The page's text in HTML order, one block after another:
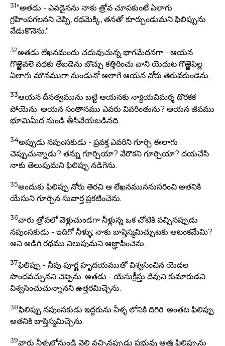
31"అతడు - ఎవడైనను నాకు త్రోవ చూపకుంటే ఏలాగు
గ్రహింపగలనని చెప్పి, రథమెక్కి, తనతో కూర్చుండుమని ఫిలిప్పును
వేడుకొనెను."
32అతడు లేఖనమందు చదువుచున్న భాగమేదనగా - ఆయన
గొఱ్ఱెవలె వధకు తేబడెను బొచ్చు కత్తిరించు వాని యెదుట గొఱ్ఱెపిల్ల
ఏలాగు మౌనముగా నుండునో ఆలాగే ఆయన నోరు తెరువకుండెను.
33ఆయన దీనత్వమును బట్టి ఆయనకు న్యాయవిమర్శ దొరకక
పోయెను. ఆయన సంతానము ఎవరు వివరింతును? ఆయన జీవము
భూమిమీద నుండి తీసివేయబడినది.
34అప్పుడు నపుంసకుడు - ప్రవక్త ఎవరిని గూర్చి ఈలాగు
చెప్పుచున్నాడు? తన్ను గూర్చియా? వేరొకని గూర్చియా? దయచేసి
నాకు తెలుపుమని ఫిలిప్పు నడిగెను.
35అందుకు ఫిలిప్పు నోరు తెరచి ఆ లేఖనముననుసరించి అతనికి
యేసుని గూర్చిన సువార్త ప్రకటించెను.
36వారు త్రోవలో వెళ్లుచుండగా నీళ్లున్న ఒక చోటికి వచ్చినప్పుడు
నపుంసకుడు - ఇదిగో నీళ్ళు; నాకు బాప్తిస్మమిచ్చుటకు ఆటంకమేమి?
అని అడిగి రథము నిలుపుమని ఆజ్ఞాపించెను.
37ఫిలిప్పు - నీవు పూర్ణ హృదయముతో విశ్వసించిన యెడల
పొందవచ్చునని చెప్పెను. అతడు - యేసుక్రీస్తు దేవుని కుమారుడని
విశ్వసించుచున్నానని ఉత్తరమిచ్చెను.
38ఫిలిప్పు నపుంసకుడు ఇద్దరును నీళ్ళ లోనికి దిగిరి. అంతట ఫిలిప్పు
అతనికి బాప్తిస్మమిచ్చెను.
39వారు నీళ్ళలోనుండి వెలి వచ్చినప్పుడు ప్రభువు ఆత్మ ఫిలిప్పును